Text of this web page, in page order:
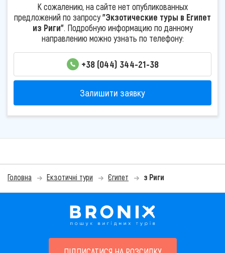
К сожалению, на сайте нет опубликованных
предложений по запросу"Экзотические туры в Египет
из Риги". Подробную информацию по данному
направлению можно узнать по телефону:
+38 (044) 344-21-38
Залишити заявку
Головна Екзотичні тури Єгипет з Риги